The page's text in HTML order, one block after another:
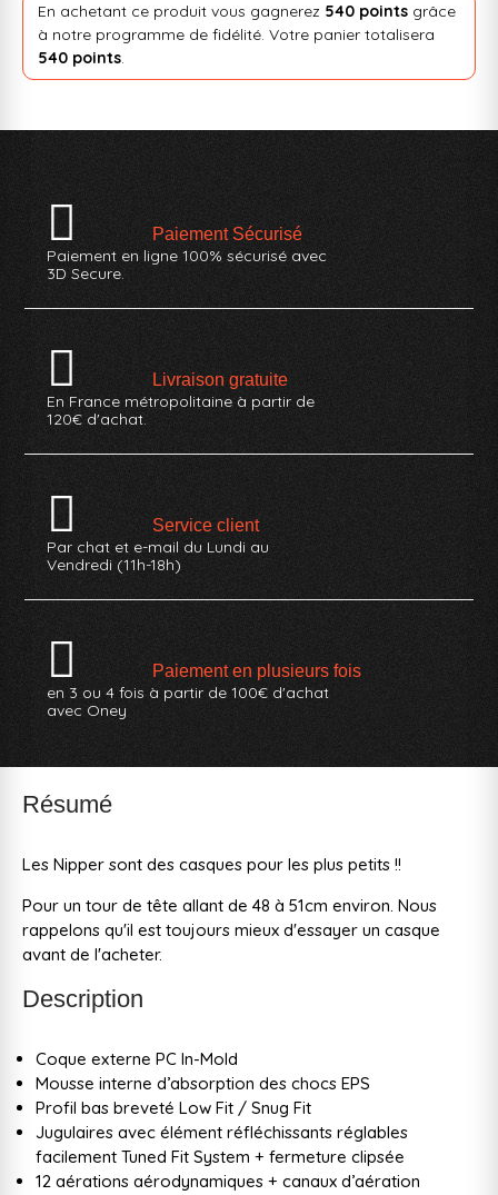
En achetant ce produit vous gagnerez 540 pointsgrâce
à notre programme de fidélité. Votre panier totalisera
540 points.
Paiement Sécurisé
Paiement en ligne 100% sécurisé avec
3D Secure.
Livraison gratuite
En France métropolitaine à partir de
120€ d'achat.
Service client
Par chat et e-mail du Lundi au
Vendredi (11h-18h)
Paiement en plusieurs fois
en 3 ou 4 fois à partir de 100€ d'achat
avec Oney
Résumé
Les Nipper sont des casques pour les plus petits !!
Pour un tour de tête allant de 48 à 51cm environ. Nous
rappelons qu'il est toujours mieux d'essayer un casque
avant de l'acheter.
Description
Coque externe PC In-Mold
Mousse interne d’absorption des chocs EPS
Profil bas breveté Low Fit / Snug Fit
Jugulaires avec élément réfléchissants réglables
facilement Tuned Fit System + fermeture clipsée
12 aérations aérodynamiques + canaux d’aération